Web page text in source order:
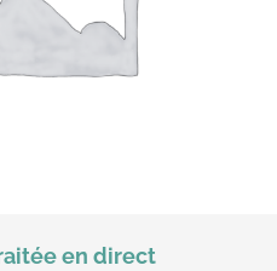
en direct